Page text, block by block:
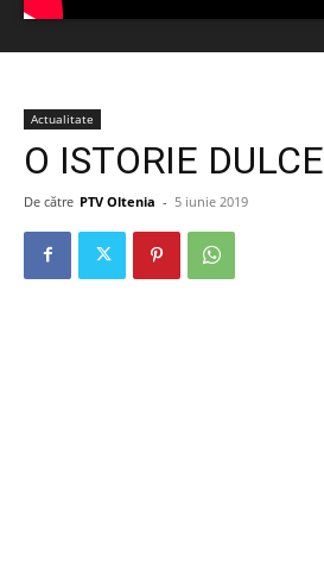
Actualitate
O ISTORIE DULCE
De către PTV Oltenia - 5 iunie 2019